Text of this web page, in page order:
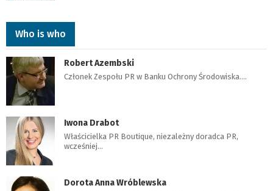
Who is who
Robert Azembski
Członek Zespołu PR w Banku Ochrony Środowiska.…
Iwona Drabot
Właścicielka PR Boutique, niezależny doradca PR,
wcześniej…
Dorota Anna Wróblewska